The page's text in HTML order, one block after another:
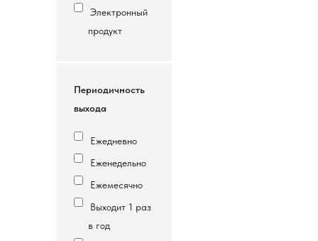
Электронный
продукт
Периодичность
выхода
Ежедневно
Еженедельно
Ежемесячно
Выходит 1 раз
в год